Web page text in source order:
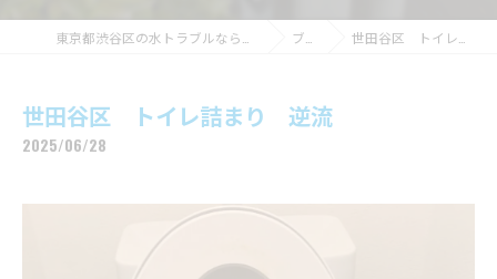
ブログ 世田谷区 トイレ詰まり 逆流
世田谷区 トイレ詰まり 逆流
2025/06/28